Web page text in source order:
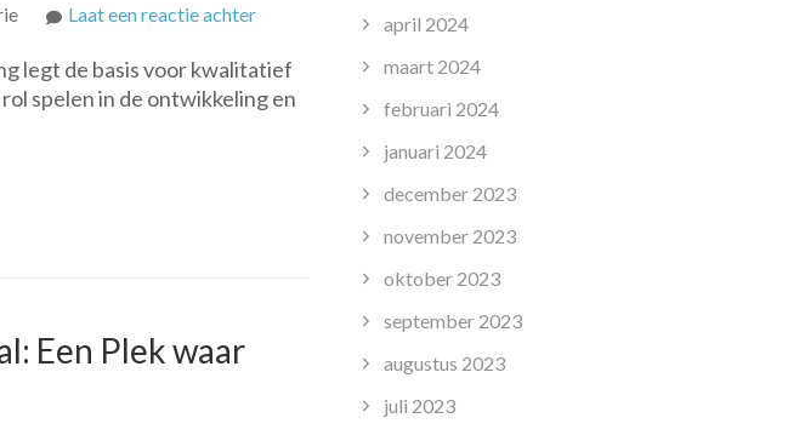
Laat een reactie achterop
essentiële
rol
legt de basis voor kwalitatief
spelen in de ontwikkeling en
Een Plek waar
april 2024
maart 2024
februari 2024
januari 2024
december 2023
november 2023
oktober 2023
september 2023
augustus 2023
juli 2023